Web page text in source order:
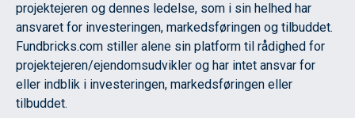
projektejeren og dennes ledelse, som i sin helhed har
ansvaret for investeringen, markedsføringen og tilbuddet.
Fundbricks.com stiller alene sin platform til rådighed for
projektejeren/ejendomsudvikler og har intet ansvar for
eller indblik i investeringen, markedsføringen eller
tilbuddet.